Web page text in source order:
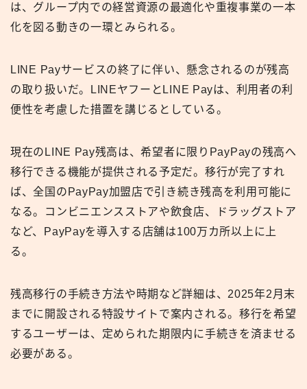
は、グループ内での経営資源の最適化や重複事業の一本
化を図る動きの一環とみられる。
LINE Payサービスの終了に伴い、懸念されるのが残高
の取り扱いだ。LINEヤフーとLINE Payは、利用者の利
便性を考慮した措置を講じるとしている。
現在のLINE Pay残高は、希望者に限りPayPayの残高へ
移行できる機能が提供される予定だ。移行が完了すれ
ば、全国のPayPay加盟店で引き続き残高を利用可能に
なる。コンビニエンスストアや飲食店、ドラッグストア
など、PayPayを導入する店舗は100万カ所以上に上
る。
残高移行の手続き方法や時期など詳細は、2025年2月末
までに開設される特設サイトで案内される。移行を希望
するユーザーは、定められた期限内に手続きを済ませる
必要がある。